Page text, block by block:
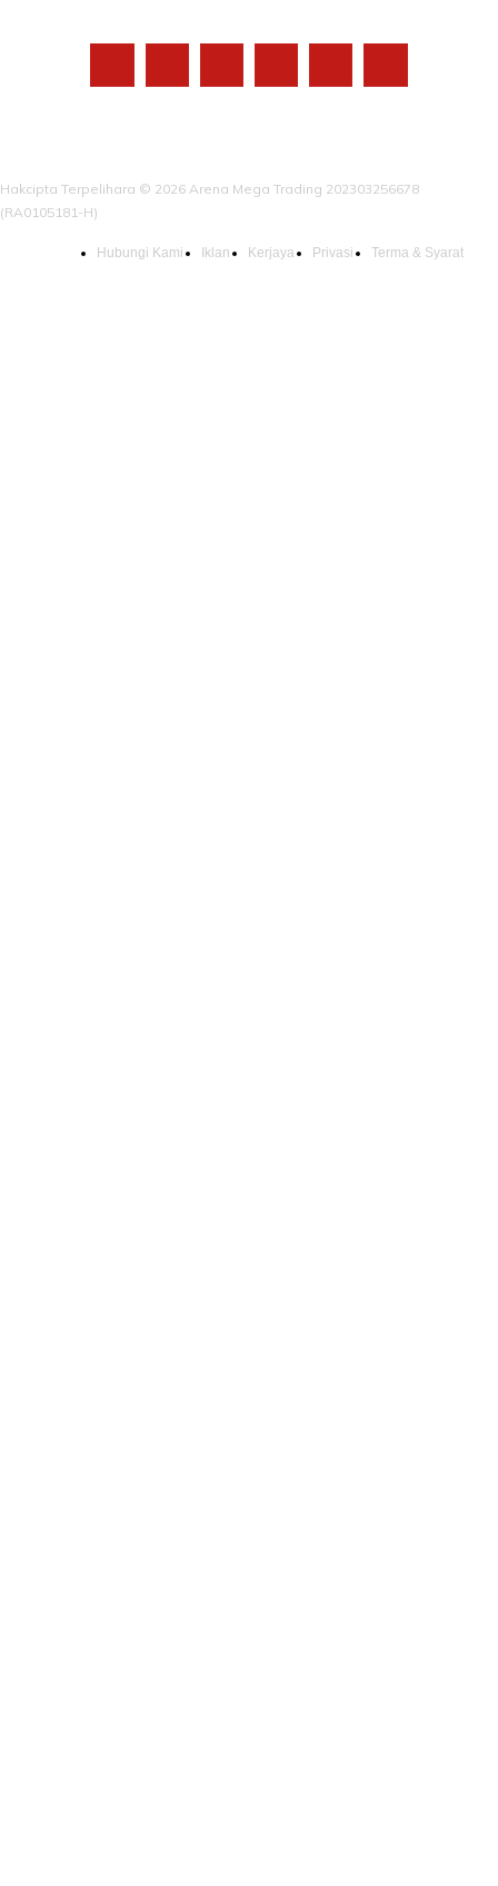
Hakcipta Terpelihara © 2026 Arena Mega Trading 202303256678
(RA0105181-H)
Hubungi Kami Iklan Kerjaya Privasi Terma & Syarat